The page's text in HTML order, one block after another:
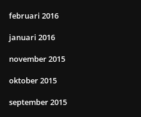
februari 2016
januari 2016
november 2015
oktober 2015
september 2015